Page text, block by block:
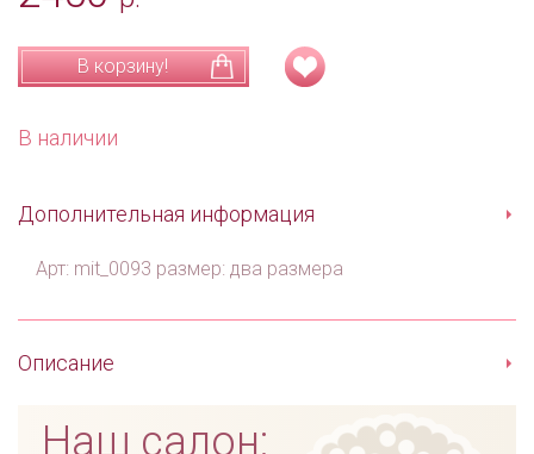
В корзину!
В наличии
Дополнительная информация
Арт: mit_0093 размер: два размера
Описание
Наш салон: